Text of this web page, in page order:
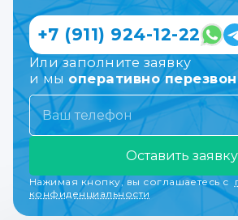
+7 (911) 924-12-22
Или заполните заявку
и мы оперативно
Оставить заявку
Нажимая кнопку, вы соглашаетесь с
конфиденциальности